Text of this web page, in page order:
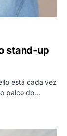
stand-up
está cada vez
palco do…